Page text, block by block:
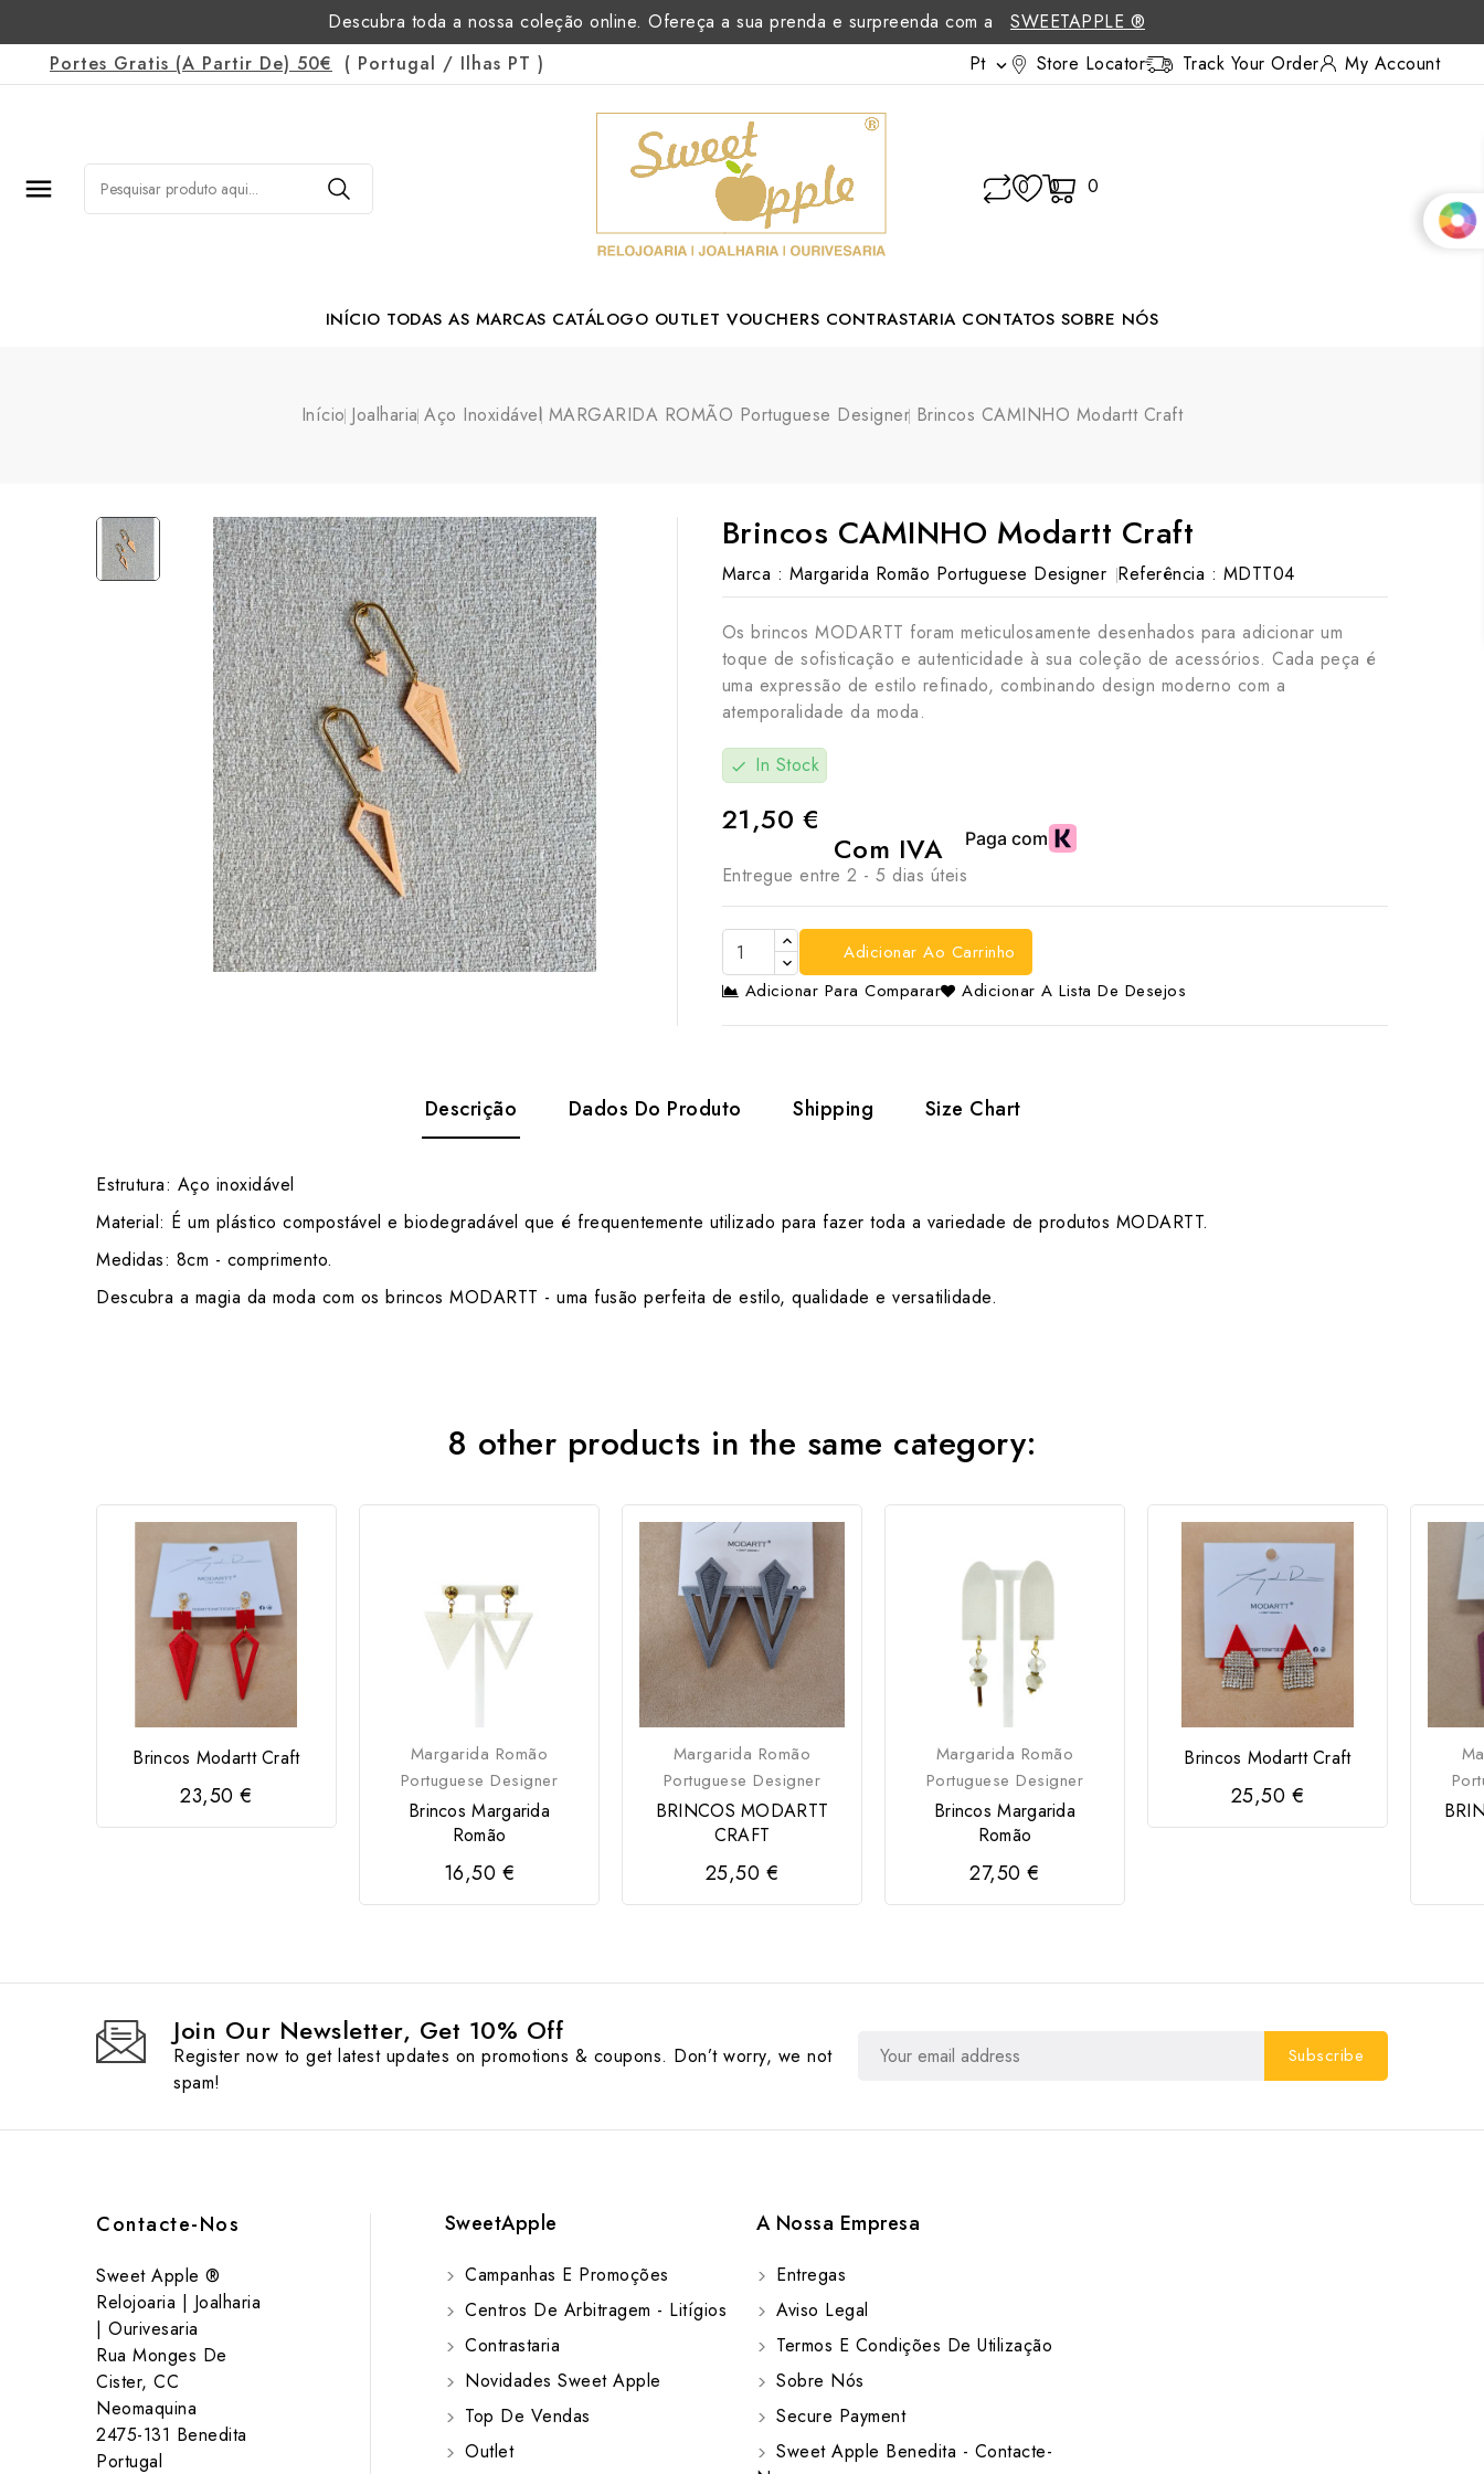
Descubra toda a nossa coleção online. Ofereça a sua prenda e surpreenda com a
SWEETAPPLE ®
Portes Gratis (a Partir De) 50€ ( Portugal / Ilhas PT ) Pt  Store Locator Track Your Order My Account
 0 0 0
INÍCIO TODAS AS MARCAS CATÁLOGO OUTLET VOUCHERS CONTRASTARIA CONTATOS SOBRE NÓS
Início Joalharia Aço Inoxidável MARGARIDA ROMÃO Portuguese Designer Brincos CAMINHO Modartt Craft

Brincos CAMINHO Modartt Craft
Marca : Margarida Romão Portuguese Designer Referência : MDTT04
Os brincos MODARTT foram meticulosamente desenhados para adicionar um
toque de sofisticação e autenticidade à sua coleção de acessórios. Cada peça é
uma expressão de estilo refinado, combinando design moderno com a
atemporalidade da moda.
check In Stock
21,50 €
Com IVA
Entregue entre 2 - 5 dias úteis
Adicionar Ao Carrinho
Adicionar Para Comparar
Adicionar A Lista De Desejos
Descrição Dados Do Produto Shipping Size Chart
Estrutura: Aço inoxidável
Material: É um plástico compostável e biodegradável que é frequentemente utilizado para fazer toda a variedade de produtos MODARTT.
Medidas: 8cm - comprimento.
Descubra a magia da moda com os brincos MODARTT - uma fusão perfeita de estilo, qualidade e versatilidade.
8 other products in the same category:
Brincos Modartt Craft
23,50 €
Margarida Romão
Portuguese Designer
Brincos Margarida
Romão
16,50 €
Margarida Romão
Portuguese Designer
BRINCOS MODARTT
CRAFT
25,50 €
Margarida Romão
Portuguese Designer
Brincos Margarida
Romão
27,50 €
Brincos Modartt Craft
25,50 €
Join Our Newsletter, Get 10% Off
Register now to get latest updates on promotions & coupons. Don’t worry, we not
spam!
Contacte-Nos
Sweet Apple ®
Relojoaria | Joalharia
| Ourivesaria
Rua Monges De
Cister, CC
Neomaquina
2475-131 Benedita
Portugal
SweetApple
Campanhas E Promoções
Centros De Arbitragem - Litígios
Contrastaria
Novidades Sweet Apple
Top De Vendas
Outlet
A Nossa Empresa
Entregas
Aviso Legal
Termos E Condições De Utilização
Sobre Nós
Secure Payment
Sweet Apple Benedita - Contacte-